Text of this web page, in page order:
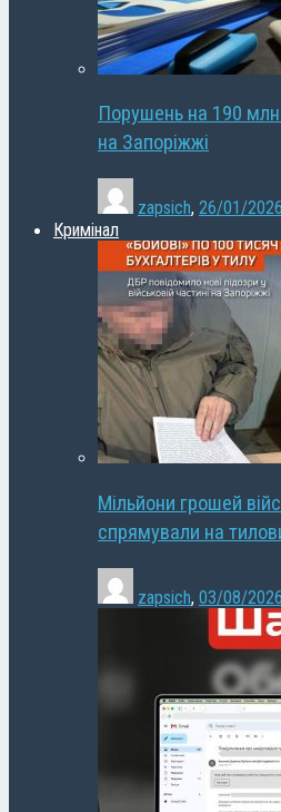
Порушень на 190
на Запоріжжі
zapsich, 26/01/2026
Кримінал
Мільйони грошей
спрямували на
zapsich, 03/08/2026